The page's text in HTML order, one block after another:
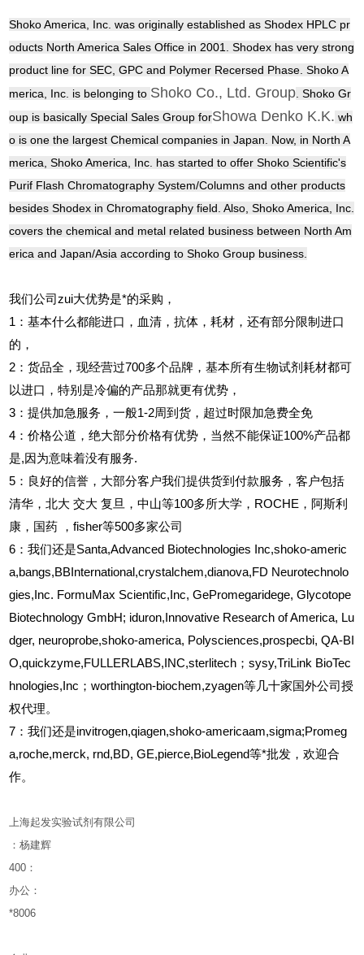
Shoko America, Inc. was originally established as Shodex HPLC pr
oducts North America Sales Office in 2001. Shodex has very strong
product line for SEC, GPC and Polymer Recersed Phase. Shoko A
merica, Inc. is belonging to Shoko Co., Ltd. Group . Shoko Gr
oup is basically Special Sales Group forShowa Denko K.K. wh
o is one the largest Chemical companies in Japan. Now, in North A
merica, Shoko America, Inc. has started to offer Shoko Scientific's
Purif Flash Chromatography System/Columns and other products
besides Shodex in Chromatography field. Also, Shoko America, Inc.
covers the chemical and metal related business between North Am
erica and Japan/Asia according to Shoko Group business.
我们公司zui大优势是*的采购，
1 ：基本什么都能进口，血清，抗体，耗材，还有部分限制进口
的，
2 ：货品全，现经营过700多个品牌，基本所有生物试剂耗材都可
以进口，特别是冷偏的产品那就更有优势，
3 ：提供加急服务，一般1-2周到货，超过时限加急费全免
4 ：价格公道，绝大部分价格有优势，当然不能保证100%产品都
是,因为意味着没有服务.
5 ：良好的信誉，大部分客户我们提供货到付款服务，客户包括
清华，北大 交大 复旦，中山等100多所大学，ROCHE，阿斯利
康，国药
，fisher等500多家公司
6 ：我们还是Santa,Advanced Biotechnologies Inc,shoko-americ
a,bangs,BBInternational,crystalchem,dianova,FD Neurotechnolo
gies,Inc. FormuMax Scientific,Inc, GePromegaridege, Glycotope
Biotechnology GmbH; iduron,Innovative Research of America, Lu
dger, neuroprobe,shoko-america, Polysciences,prospecbi, QA-BI
O,quickzyme,FULLERLABS,INC,sterlitech；sysy,TriLink BioTec
hnologies,Inc；worthington-biochem,zyagen等几十家国外公司授
权代理。
7：我们还是invitrogen,qiagen,shoko-americaam,sigma;Promeg
a,roche,merck, rnd,BD, GE,pierce,BioLegend等*批发，欢迎合
作。
上海起发实验试剂有限公司
：杨建辉
400 ：
办公：
*8006